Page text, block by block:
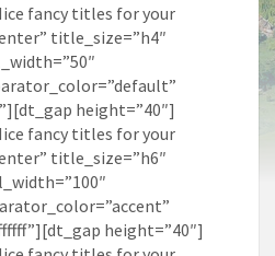
fancy titles for your
title_size=”h4″
height=”40″]
fancy titles for your
title_size=”h6″
height=”40″]